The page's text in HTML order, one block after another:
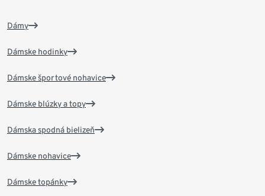
Dámy
Dámske hodinky
Dámske športové nohavice
Dámske blúzky a topy
Dámska spodná bielizeň
Dámske nohavice
Dámske topánky